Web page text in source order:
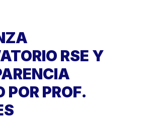
RSE Y
POR PROF.